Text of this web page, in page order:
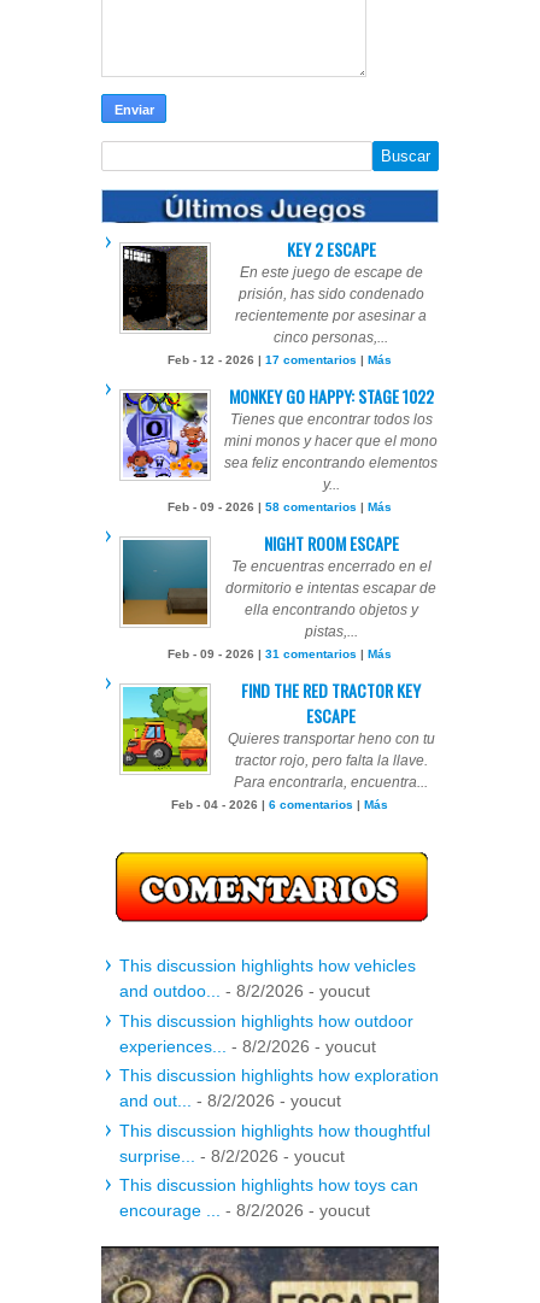
KEY 2 ESCAPE
En este juego de escape de
prisión, has sido condenado
recientemente por asesinar a
cinco personas,...
Feb - 12 - 2026 | 17 comentarios Más
MONKEY GO HAPPY: STAGE 1022
Tienes que encontrar todos los
mini monos y hacer que el mono
sea feliz encontrando elementos
y...
Feb - 09 - 2026 | 58 comentarios Más
NIGHT ROOM ESCAPE
Te encuentras encerrado en el
dormitorio e intentas escapar de
ella encontrando objetos y
pistas,...
Feb - 09 - 2026 | 31 comentarios Más
FIND THE RED TRACTOR KEY
ESCAPE
Quieres transportar heno con tu
tractor rojo, pero falta la llave.
Para encontrarla, encuentra...
Feb - 04 - 2026 | 6 comentarios Más
This discussion highlights how vehicles
and outdoo... - 8/2/2026 - youcut
This discussion highlights how outdoor
experiences...
- 8/2/2026 - youcut
This discussion highlights how exploration
and out... - 8/2/2026 - youcut
This discussion highlights how thoughtful
surprise...
- 8/2/2026 - youcut
This discussion highlights how toys can
encourage ... - 8/2/2026 - youcut